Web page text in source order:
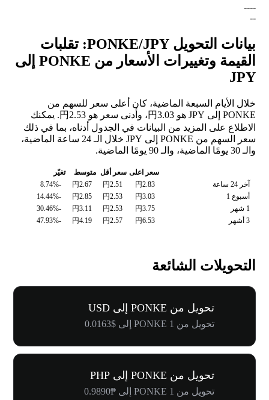
--
--
--
بيانات التحويل PONKE/JPY: تقلبات
القيمة وتغييرات الأسعار من PONKE إلى
JPY
خلال الأيام السبعة الماضية، كان أعلى سعر للسهم من
PONKE إلى JPY هو 円3.03، وأدنى سعر هو 円2.53. يمكنك
الاطلاع على المزيد من البيانات في الجدول أدناه، بما في ذلك
سعر السهم من PONKE إلى JPY خلال الـ 24 ساعة الماضية،
والـ 30 يومًا الماضية، والـ 90 يومًا الماضية.
سعر اعلى سعر أقل متوسط
تغيّر
آخر 24 ساعة
円2.83
円2.51
円2.67
-8.74%
أسبوع 1
円3.03
円2.53
円2.85
-14.44%
1 شهر
円3.75
円2.53
円3.11
-30.46%
3 أشهر
円6.53
円2.57
円4.19
-47.93%
التحويلات الشائعة
تحويل من PONKE إلى USD
تحويل من 1 PONKE إلى $0.0163
تحويل من PONKE إلى PHP
تحويل من 1 PONKE إلى ₱0.9890